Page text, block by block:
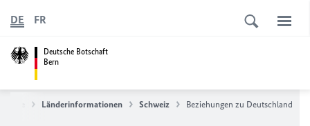
Deutsche Botschaft
Bern
DE FR
Länderinformationen Schweiz Beziehungen zu Deutschland